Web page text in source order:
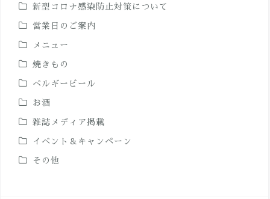
新型コロナ感染防止対策について
営業日のご案内
メニュー
焼きもの
ベルギービール
お酒
雑誌メディア掲載
イベント＆キャンペーン
その他